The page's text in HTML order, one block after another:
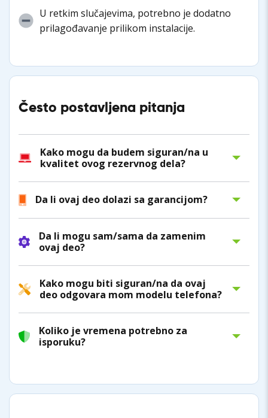
U retkim slučajevima, potrebno je dodatno
prilagođavanje prilikom instalacije.
Često postavljena pitanja
Kako mogu da budem siguran/na u
kvalitet ovog rezervnog dela?
Da li ovaj deo dolazi sa garancijom?
Da li mogu sam/sama da zamenim
ovaj deo?
Kako mogu biti siguran/na da ovaj
deo odgovara mom modelu telefona?
Koliko je vremena potrebno za
isporuku?